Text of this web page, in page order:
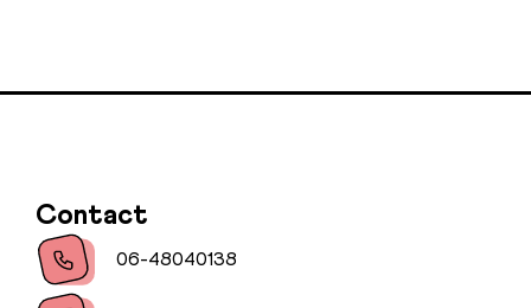
Contact
06-48040138